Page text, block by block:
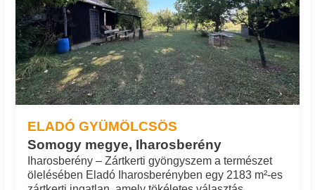
ELADÓ GYÜMÖLCSÖS
Somogy megye, Iharosberény
Iharosberény – Zártkerti gyöngyszem a természet
ölelésében Eladó Iharosberényben egy 2183 m²-es